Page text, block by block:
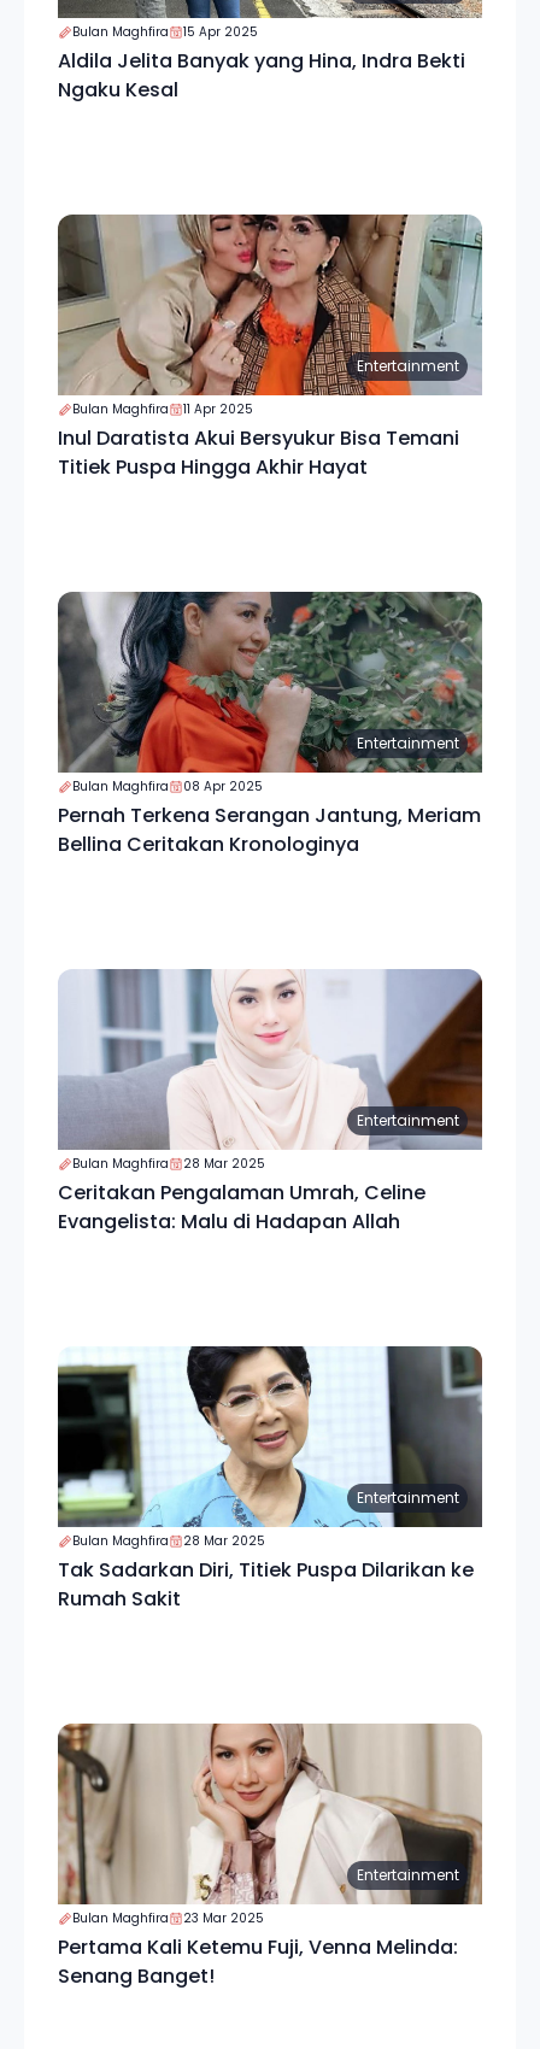
Bulan Maghfira 15 Apr 2025
Aldila Jelita Banyak yang Hina, Indra Bekti
Ngaku Kesal
Entertainment
Bulan Maghfira 11 Apr 2025
Inul Daratista Akui Bersyukur Bisa Temani
Titiek Puspa Hingga Akhir Hayat
Entertainment
Bulan Maghfira 08 Apr 2025
Pernah Terkena Serangan Jantung, Meriam
Bellina Ceritakan Kronologinya
Entertainment
Bulan Maghfira 28 Mar 2025
Ceritakan Pengalaman Umrah, Celine
Evangelista: Malu di Hadapan Allah
Entertainment
Bulan Maghfira 28 Mar 2025
Tak Sadarkan Diri, Titiek Puspa Dilarikan ke
Rumah Sakit
Entertainment
Bulan Maghfira 23 Mar 2025
Pertama Kali Ketemu Fuji, Venna Melinda:
Senang Banget!